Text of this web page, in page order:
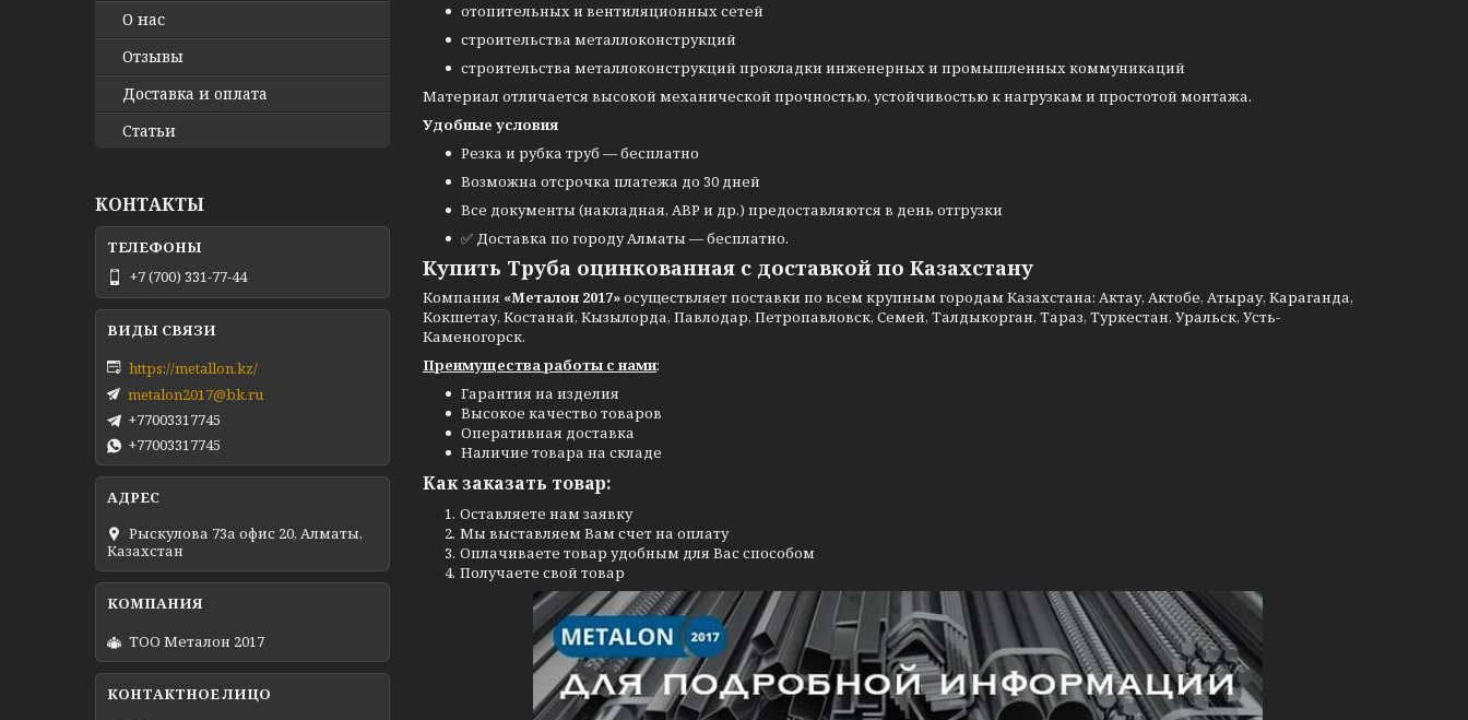
отопительных и вентиляционных сетей
строительства металлоконструкций
строительства металлоконструкций прокладки инженерных и промышленных коммуникаций
Материал отличается высокой механической прочностью, устойчивостью к нагрузкам и простотой монтажа.
Удобные условия
Резка и рубка труб — бесплатно
Возможна отсрочка платежа до 30 дней
Все документы (накладная, АВР и др.) предоставляются в день отгрузки
✅ Доставка по городу Алматы — бесплатно.
Купить Труба оцинкованная с доставкой по Казахстану
Компания «Металон 2017»осуществляет поставки по всем крупным городам Казахстана: Актау, Актобе, Атырау, Караганда,
Кокшетау, Костанай, Кызылорда, Павлодар, Петропавловск, Семей, Талдыкорган, Тараз, Туркестан, Уральск, Усть-
Каменогорск.
Преимущества работы с нами:
Гарантия на изделия
Высокое качество товаров
Оперативная доставка
Наличие товара на складе
Как заказать товар:
Оставляете нам заявку
Мы выставляем Вам счет на оплату
Оплачиваете товар удобным для Вас способом
Получаете свой товар
О нас
Отзывы
Доставка и оплата
Статьи
КОНТАКТЫ
+7 (700) 331-77-44
https://metallon.kz/
metalon2017@bk.ru
+77003317745
+77003317745
Рыскулова 73а офис 20, Алматы,
Казахстан
ТОО Металон 2017